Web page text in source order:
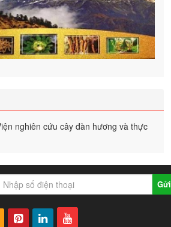
nghiên cứu cây đàn hương và thực
Gửi